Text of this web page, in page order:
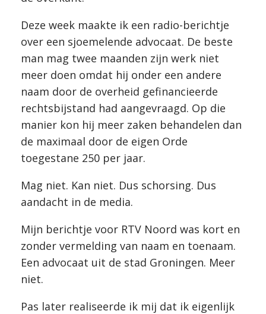
Deze week maakte ik een radio-berichtje
over een sjoemelende advocaat. De beste
man mag twee maanden zijn werk niet
meer doen omdat hij onder een andere
naam door de overheid gefinancieerde
rechtsbijstand had aangevraagd. Op die
manier kon hij meer zaken behandelen dan
de maximaal door de eigen Orde
toegestane 250 per jaar.
Mag niet. Kan niet. Dus schorsing. Dus
aandacht in de media.
Mijn berichtje voor RTV Noord was kort en
zonder vermelding van naam en toenaam.
Een advocaat uit de stad Groningen. Meer
niet.
Pas later realiseerde ik mij dat ik eigenlijk